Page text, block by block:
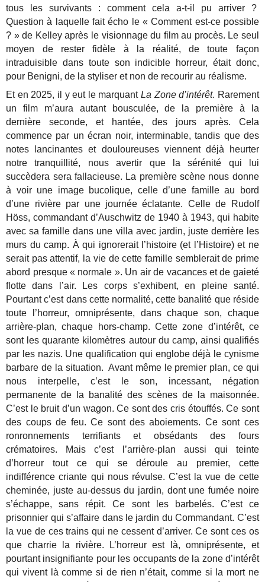
tous les survivants : comment cela a-t-il pu arriver ?
Question à laquelle fait écho le « Comment est-ce possible
? » de Kelley après le visionnage du film au procès. Le seul
moyen de rester fidèle à la réalité, de toute façon
intraduisible dans toute son indicible horreur, était donc,
pour Benigni, de la styliser et non de recourir au réalisme.
Et en 2025, il y eut le marquantLa Zone d’intérêt. Rarement
un film m’aura autant bousculée, de la première à la
dernière seconde, et hantée, des jours après. Cela
commence par un écran noir, interminable, tandis que des
notes lancinantes et douloureuses viennent déjà heurter
notre tranquillité, nous avertir que la sérénité qui lui
succèdera sera fallacieuse. La première scène nous donne
à voir une image bucolique, celle d’une famille au bord
d’une rivière par une journée éclatante. Celle de Rudolf
Höss, commandant d’Auschwitz de 1940 à 1943, qui habite
avec sa famille dans une villa avec jardin, juste derrière les
murs du camp. À qui ignorerait l’histoire (et l’Histoire) et ne
serait pas attentif, la vie de cette famille semblerait de prime
abord presque « normale ». Un air de vacances et de gaieté
flotte dans l’air. Les corps s’exhibent, en pleine santé.
Pourtant c’est dans cette normalité, cette banalité que réside
toute l’horreur, omniprésente, dans chaque son, chaque
arrière-plan, chaque hors-champ. Cette zone d’intérêt, ce
sont les quarante kilomètres autour du camp, ainsi qualifiés
par les nazis. Une qualification qui englobe déjà le cynisme
barbare de la situation. Avant même le premier plan, ce qui
nous interpelle, c’est le son, incessant, négation
permanente de la banalité des scènes de la maisonnée.
C’est le bruit d’un wagon. Ce sont des cris étouffés. Ce sont
des coups de feu. Ce sont des aboiements. Ce sont ces
ronronnements terrifiants et obsédants des fours
crématoires. Mais c’est l’arrière-plan aussi qui teinte
d’horreur tout ce qui se déroule au premier, cette
indifférence criante qui nous révulse. C’est la vue de cette
cheminée, juste au-dessus du jardin, dont une fumée noire
s’échappe, sans répit. Ce sont les barbelés. C’est ce
prisonnier qui s’affaire dans le jardin du Commandant. C’est
la vue de ces trains qui ne cessent d’arriver. Ce sont ces os
que charrie la rivière. L’horreur est là, omniprésente, et
pourtant insignifiante pour les occupants de la zone d’intérêt
qui vivent là comme si de rien n’était, comme si la mort ne